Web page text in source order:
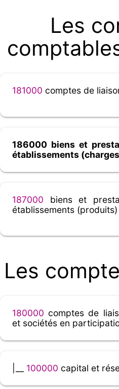
Les
181000 comptes de
186000 biens et
établissements
187000 biens et
établissements (produits)
Les
180000 comptes de
et sociétés en
100000 capital et